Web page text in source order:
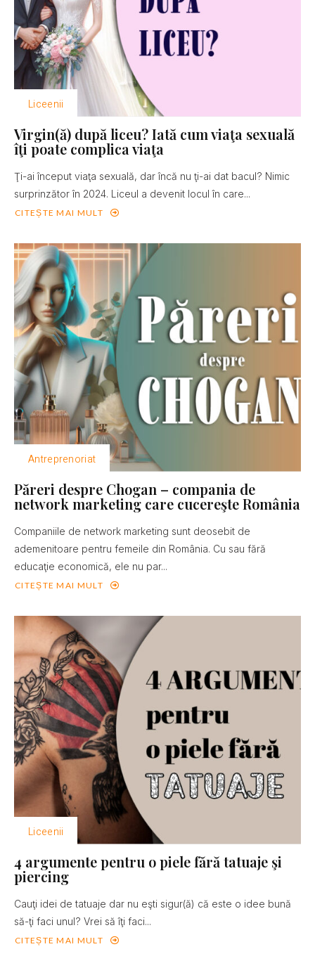
Liceenii
Virgin(ă) după liceu? Iată cum viaţa sexuală
îţi poate complica viaţa
Ţi-ai început viaţa sexuală, dar încă nu ţi-ai dat bacul? Nimic
surprinzător în 2024. Liceul a devenit locul în care...
CITEȘTE MAI MULT
Antreprenoriat
Păreri despre Chogan – compania de
network marketing care cucereşte România
Companiile de network marketing sunt deosebit de
ademenitoare pentru femeile din România. Cu sau fără
educaţie economică, ele nu par...
CITEȘTE MAI MULT
Liceenii
4 argumente pentru o piele fără tatuaje şi
piercing
Cauţi idei de tatuaje dar nu eşti sigur(ă) că este o idee bună
să-ţi faci unul? Vrei să îţi faci...
CITEȘTE MAI MULT